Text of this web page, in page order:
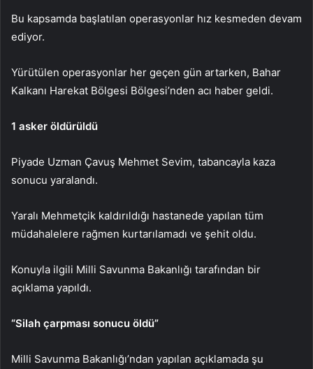
Bu kapsamda başlatılan operasyonlar hız kesmeden devam
ediyor.
Yürütülen operasyonlar her geçen gün artarken, Bahar
Kalkanı Harekat Bölgesi Bölgesi’nden acı haber geldi.
1 asker öldürüldü
Piyade Uzman Çavuş Mehmet Sevim, tabancayla kaza
sonucu yaralandı.
Yaralı Mehmetçik kaldırıldığı hastanede yapılan tüm
müdahalelere rağmen kurtarılamadı ve şehit oldu.
Konuyla ilgili Milli Savunma Bakanlığı tarafından bir
açıklama yapıldı.
“Silah çarpması sonucu öldü”
Milli Savunma Bakanlığı’ndan yapılan açıklamada şu